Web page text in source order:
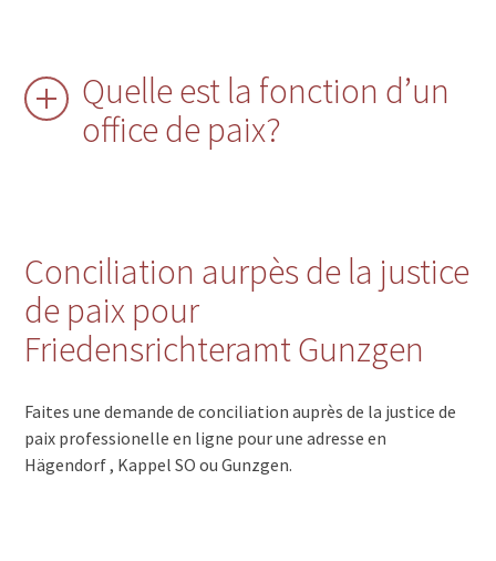
Quelle est la fonction d’un
office de paix?
Conciliation aurpès de la justice
de paix pour
Friedensrichteramt Gunzgen
Faites une demande de conciliation auprès de la justice de
paix professionelle en ligne pour une adresse en
Hägendorf , Kappel SO ou Gunzgen.